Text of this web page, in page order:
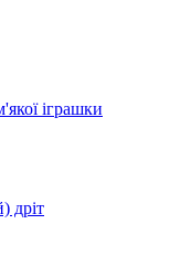
іграшки
дріт